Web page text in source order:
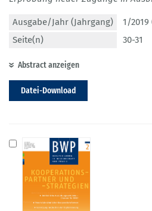
Ausgabe/Jahr (Jahrgang)
1/2019
Seite(n)
30-31
Abstract anzeigen
Datei-Download